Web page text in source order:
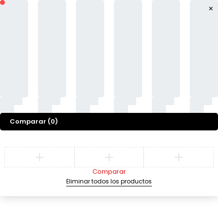
Comparar (0)
Comparar
Eliminar todos los productos